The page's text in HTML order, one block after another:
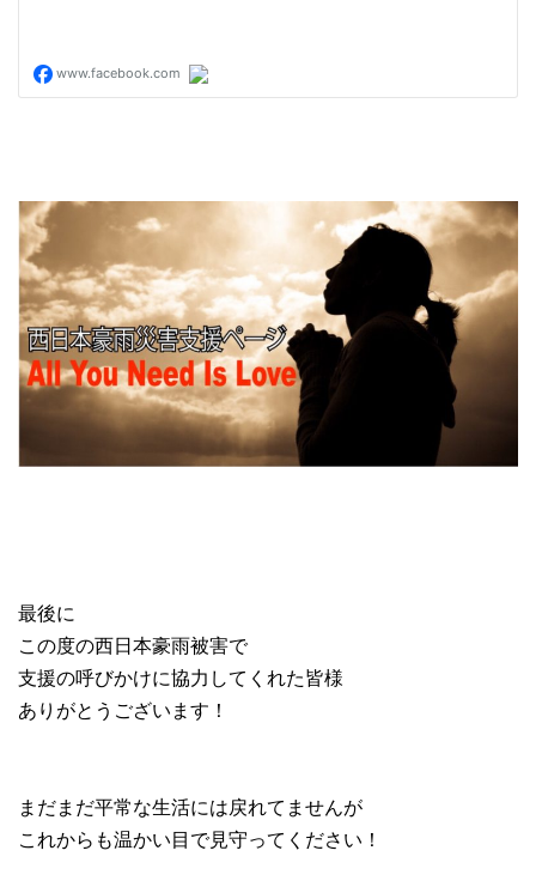
最後に
この度の西日本豪雨被害で
支援の呼びかけに協力してくれた皆様
ありがとうございます！
まだまだ平常な生活には戻れてませんが
これからも温かい目で見守ってください！